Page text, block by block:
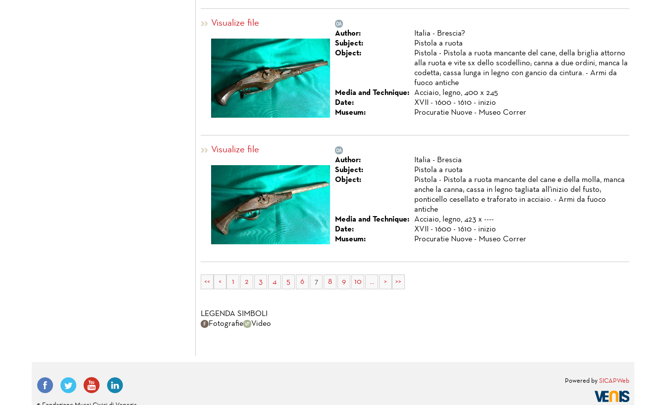
Visualize file
Author:
Italia - Brescia?
Subject:
Pistola a ruota
Object:
Pistola - Pistola a ruota mancante del cane, della briglia attorno
alla ruota e vite sx dello scodellino; canna a due ordini, manca la
codetta; cassa lunga in legno con gancio da cintura. - Armi da
fuoco antiche
Media and Technique:
Acciaio, legno, 400 x 245
Date:
XVII - 1600 - 1610 - inizio
Museum:
Procuratie Nuove - Museo Correr
Visualize file
Author:
Italia - Brescia
Subject:
Pistola a ruota
Object:
Pistola - Pistola a ruota mancante del cane e della molla, manca
anche la canna; cassa in legno tagliata all'inizio del fusto;
ponticello cesellato e traforato in acciaio. - Armi da fuoco
antiche
Media and Technique:
Acciaio, legno, 423 x ----
Date:
XVII - 1600 - 1610 - inizio
Museum:
Procuratie Nuove - Museo Correr
<< < 1 2 3 4 5 6 7 8 9 10 ... > >>
LEGENDA SIMBOLI
Fotografie
Video
Powered by SICAPWeb